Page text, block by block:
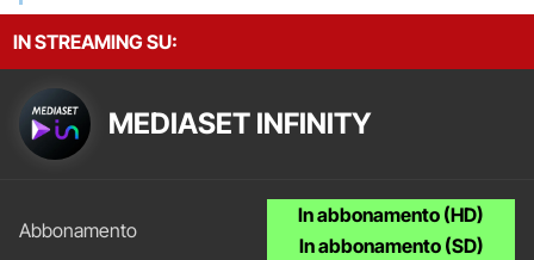
IN STREAMING SU:
MEDIASET INFINITY
In abbonamento (HD)
In abbonamento (SD)